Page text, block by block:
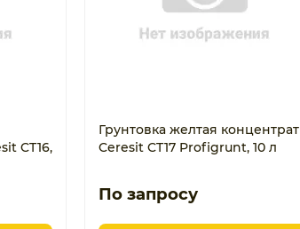
CT16,
Грунтовка желтая концентрат
Ceresit CT17 Profigrunt, 10 л
По запросу